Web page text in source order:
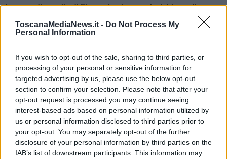
ToscanaMediaNews.it - Do Not Process My
Personal Information
If you wish to opt-out of the sale, sharing to third parties, or
processing of your personal or sensitive information for
targeted advertising by us, please use the below opt-out
section to confirm your selection. Please note that after your
opt-out request is processed you may continue seeing
interest-based ads based on personal information utilized by
us or personal information disclosed to third parties prior to
your opt-out. You may separately opt-out of the further
disclosure of your personal information by third parties on the
IAB’s list of downstream participants. This information may
La corte di appello di Firenze ha rigettato la richiesta di
annullamento della sentenza di primo grado avanzata da
alcuni difensori
VIAREGGIO —Nuova udienza del processo per la strage di
Viareggio, l'incidente ferroviarioavvenuto il 29 giugno 2009 che
costò la vita a 32 persone.
Oggi la corte di appello di Firenze ha respinto larichiesta di
annullamentodella sentenza di primo grado emessa dal tribunale
di Lucca.